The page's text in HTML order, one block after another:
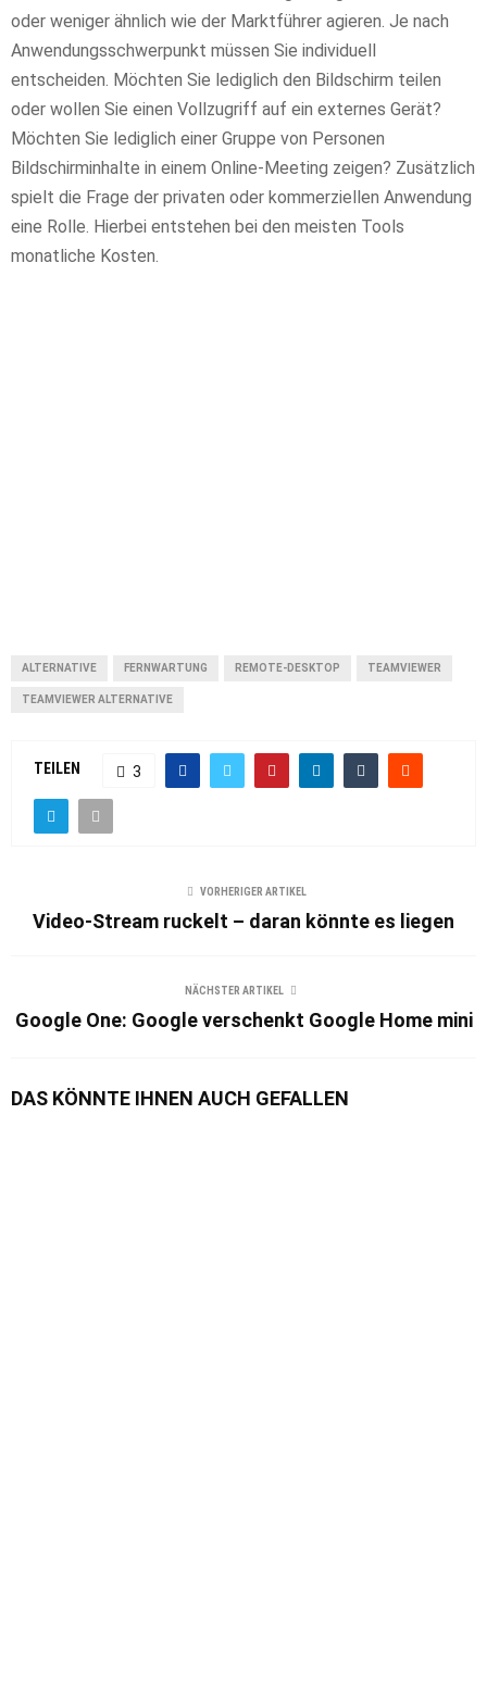
oder weniger ähnlich wie der Marktführer agieren. Je nach
Anwendungsschwerpunkt müssen Sie individuell
entscheiden. Möchten Sie lediglich den Bildschirm teilen
oder wollen Sie einen Vollzugriff auf ein externes Gerät?
Möchten Sie lediglich einer Gruppe von Personen
Bildschirminhalte in einem Online-Meeting zeigen? Zusätzlich
spielt die Frage der privaten oder kommerziellen Anwendung
eine Rolle. Hierbei entstehen bei den meisten Tools
monatliche Kosten.
ALTERNATIVE FERNWARTUNG REMOTE-DESKTOP TEAMVIEWER
TEAMVIEWER ALTERNATIVE
TEILEN 3
VORHERIGER ARTIKEL
Video-Stream ruckelt – daran könnte es liegen
NÄCHSTER ARTIKEL
Google One: Google verschenkt Google Home mini
DAS KÖNNTE IHNEN AUCH GEFALLEN